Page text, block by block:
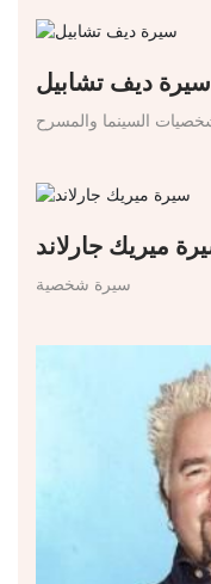
سيرة ديف تشابيل
السينما والمسرح
ميريك جارلاند
سيرة شخصية